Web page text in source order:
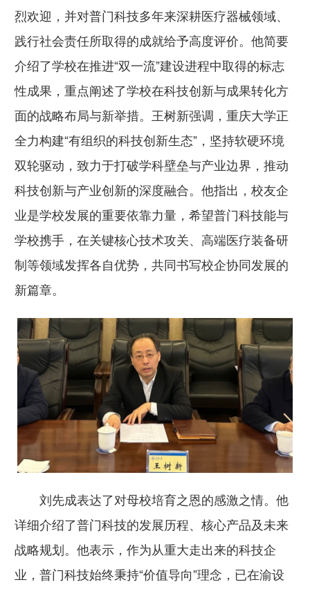
烈欢迎，并对普门科技多年来深耕医疗器械领域、
践行社会责任所取得的成就给予高度评价。他简要
介绍了学校在推进“双一流”建设进程中取得的标志
性成果，重点阐述了学校在科技创新与成果转化方
面的战略布局与新举措。王树新强调，重庆大学正
全力构建“有组织的科技创新生态”，坚持软硬环境
双轮驱动，致力于打破学科壁垒与产业边界，推动
科技创新与产业创新的深度融合。他指出，校友企
业是学校发展的重要依靠力量，希望普门科技能与
学校携手，在关键核心技术攻关、高端医疗装备研
制等领域发挥各自优势，共同书写校企协同发展的
新篇章。
刘先成表达了对母校培育之恩的感激之情。他
详细介绍了普门科技的发展历程、核心产品及未来
战略规划。他表示，作为从重大走出来的科技企
业，普门科技始终秉持“价值导向”理念，已在渝设